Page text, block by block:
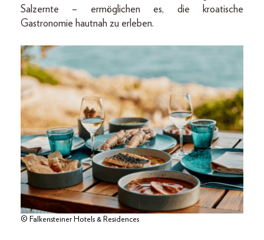
Salzernte – ermöglichen es, die kroatische
Gastronomie hautnah zu erleben.
© Falkensteiner Hotels & Residences